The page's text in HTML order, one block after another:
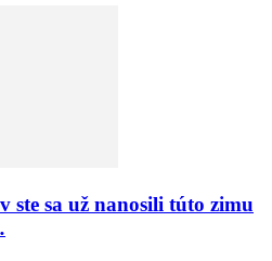
ste sa už nanosili túto zimu